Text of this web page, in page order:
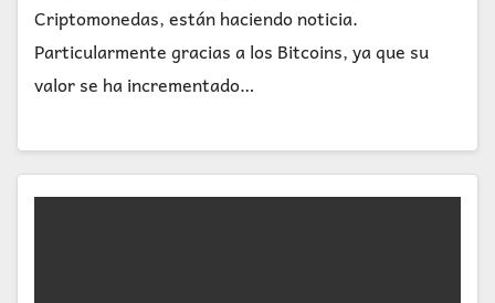
Criptomonedas, están haciendo noticia.
Particularmente gracias a los Bitcoins, ya que su
valor se ha incrementado…